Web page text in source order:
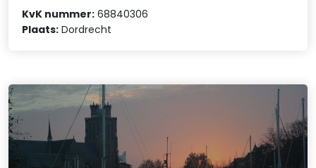
KvK nummer: 68840306
Plaats: Dordrecht